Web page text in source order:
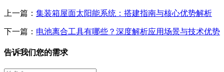
上一篇： 集装箱屋面太阳能系统：搭建指南与核心优势解析
下一篇： 电池离合工具有哪些？深度解析应用场景与技术优势
告诉我们您的需求